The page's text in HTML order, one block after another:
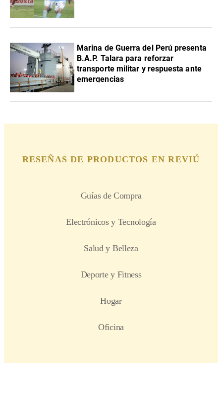
Marina de Guerra del Perú presenta
B.A.P. Talara para reforzar
transporte militar y respuesta ante
emergencias